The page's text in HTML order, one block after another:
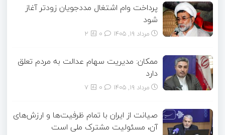
پرداخت وام اشتغال مددجویان زودتر آغاز
شود
مرداد ۱۹, ۱۴۰۵ 2
ممکان: مدیریت سهام عدالت به مردم تعلق
دارد
مرداد ۱۹, ۱۴۰۵ 7
صیانت از ایران با تمام ظرفیت‌ها و ارزش‌های
آن، مسئولیت مشترک ملی است